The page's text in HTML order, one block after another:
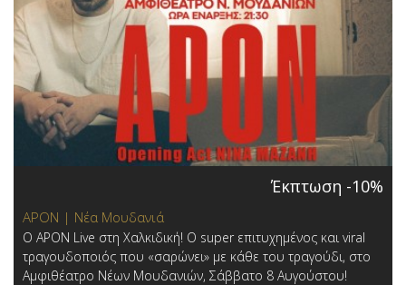
Έκπτωση -10%
APON | Νέα Μουδανιά
Ο APON Live στη Χαλκιδική! Ο super επιτυχημένος και viral
τραγουδοποιός που «σαρώνει» με κάθε του τραγούδι, στο
Αμφιθέατρο Νέων Μουδανιών, Σάββατο 8 Αυγούστου!